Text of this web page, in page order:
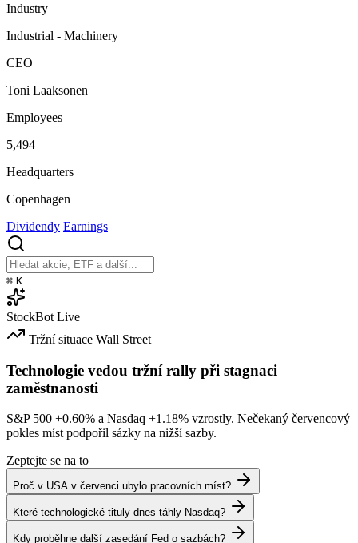
Industry
Industrial - Machinery
CEO
Toni Laaksonen
Employees
5,494
Headquarters
Copenhagen
Dividendy Earnings
⌘ K
StockBot Live
Tržní situace Wall Street
Technologie vedou tržní rally při stagnaci
zaměstnanosti
S&P 500 +0.60% a Nasdaq +1.18% vzrostly. Nečekaný červencový
pokles míst podpořil sázky na nižší sazby.
Zeptejte se na to
Proč v USA v červenci ubylo pracovních míst?
Které technologické tituly dnes táhly Nasdaq?
Kdy proběhne další zasedání Fed o sazbách?